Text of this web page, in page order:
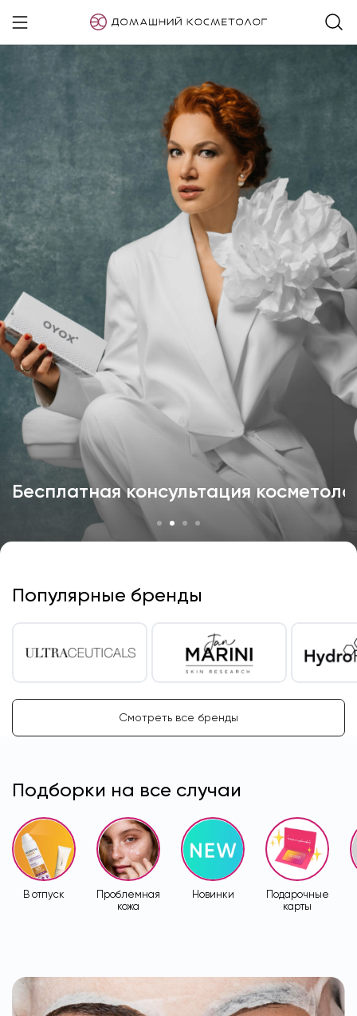
Бесплатная консультация
Популярные бренды
Смотреть все бренды
Подборки на все случаи
В отпуск
Проблемная
кожа
Новинки
Подарочные
карты